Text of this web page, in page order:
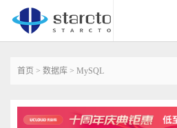
首页 > 数据库 > MySQL